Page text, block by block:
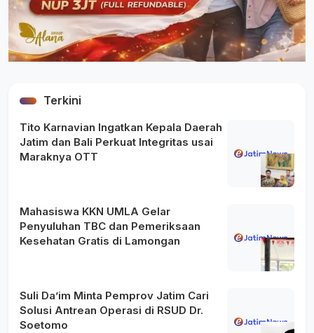
Terkini
Tito Karnavian Ingatkan Kepala Daerah
Jatim dan Bali Perkuat Integritas usai
Maraknya OTT
Mahasiswa KKN UMLA Gelar
Penyuluhan TBC dan Pemeriksaan
Kesehatan Gratis di Lamongan
Suli Da’im Minta Pemprov Jatim Cari
Solusi Antrean Operasi di RSUD Dr.
Soetomo